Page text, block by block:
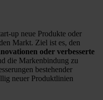
up neue Produkte oder
Markt. Ziel ist es, den
oder verbesserte
die Markenbindung zu
bestehender
neuer Produktlinien